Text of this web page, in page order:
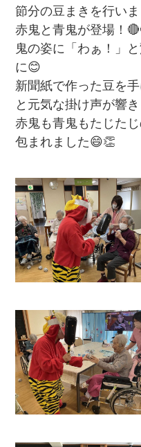
節分の豆まきを行い
赤鬼と青鬼が登場！
鬼の姿に「わぁ！」
に😊
新聞紙で作った豆を
と元気な掛け声が響
赤鬼も青鬼もたじた
包まれました😄👏